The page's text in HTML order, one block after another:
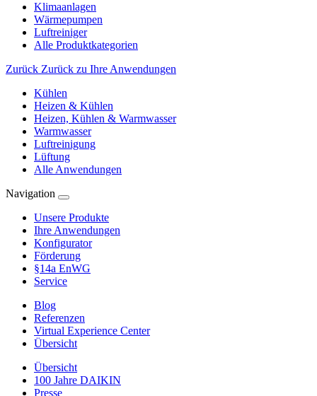
Klimaanlagen
Wärmepumpen
Luftreiniger
Alle Produktkategorien
Zurück Zurück zu Ihre Anwendungen
Kühlen
Heizen & Kühlen
Heizen, Kühlen & Warmwasser
Warmwasser
Luftreinigung
Lüftung
Alle Anwendungen
Navigation
Unsere Produkte
Ihre Anwendungen
Konfigurator
Förderung
§14a EnWG
Service
Blog
Referenzen
Virtual Experience Center
Übersicht
Übersicht
100 Jahre DAIKIN
Presse